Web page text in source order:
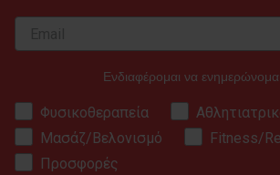
Ενδιαφέρομαι να
Φυσικοθεραπεία
Μασάζ/Βελονισμό
Fitness/
Προσφορές